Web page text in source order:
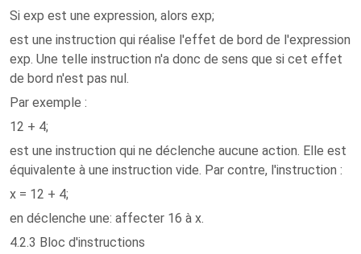
Si exp est une expression, alors exp;
est une instruction qui réalise l'effet de bord de l'expression
exp. Une telle instruction n'a donc de sens que si cet effet
de bord n'est pas nul.
Par exemple :
12 + 4;
est une instruction qui ne déclenche aucune action. Elle est
équivalente à une instruction vide. Par contre, l'instruction :
x = 12 + 4;
en déclenche une: affecter 16 à x.
4.2.3 Bloc d'instructions